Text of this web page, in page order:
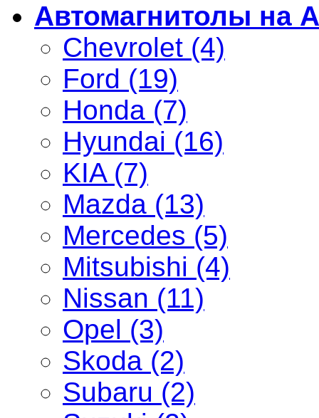
Автомагнитолы на
Chevrolet (4)
Ford (19)
Honda (7)
Hyundai (16)
KIA (7)
Mazda (13)
Mercedes (5)
Mitsubishi (4)
Nissan (11)
Opel (3)
Skoda (2)
Subaru (2)